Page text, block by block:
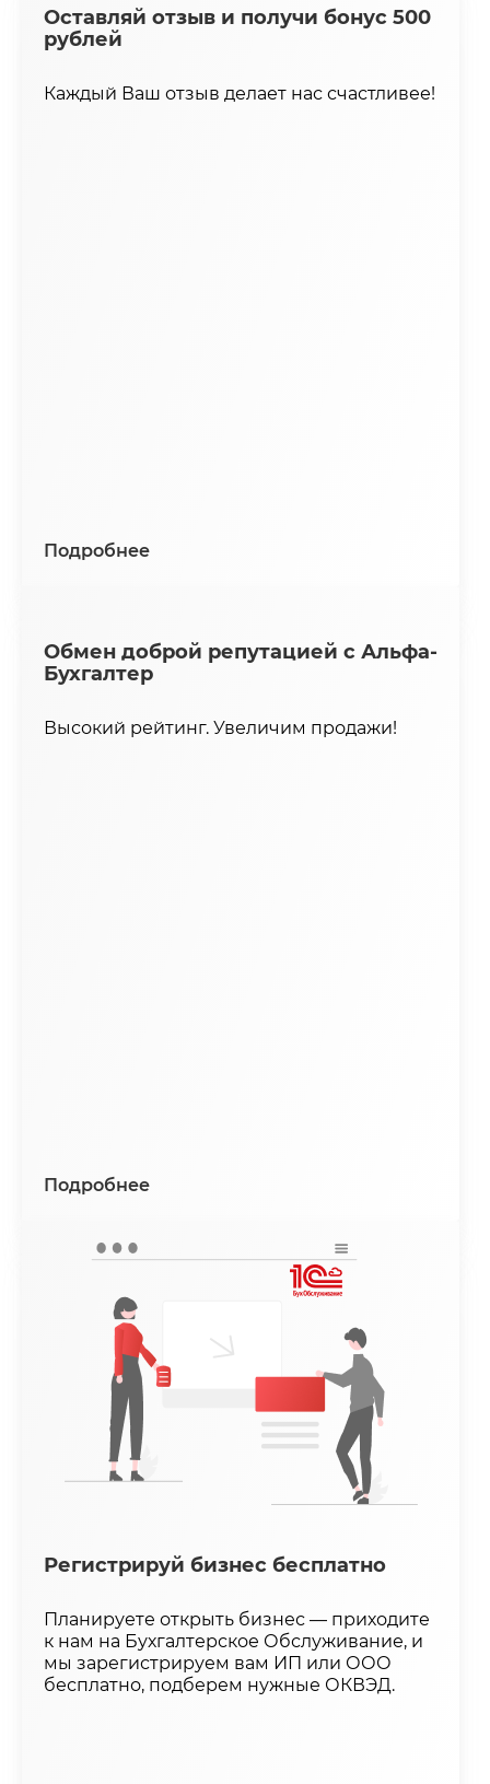
Оставляй отзыв и получи бонус 500
рублей
Каждый Ваш отзыв делает нас счастливее!
Подробнее
Обмен доброй репутацией с Альфа-
Бухгалтер
Высокий рейтинг. Увеличим продажи!
Подробнее
Регистрируй бизнес бесплатно
Планируете открыть бизнес — приходите
к нам на Бухгалтерское Обслуживание, и
мы зарегистрируем вам ИП или ООО
бесплатно, подберем нужные ОКВЭД.